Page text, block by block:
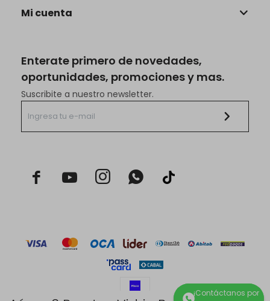
Enterate primero de novedades,
oportunidades, promociones y mas.
Suscribite a nuestro newsletter.
  
Mi cuenta